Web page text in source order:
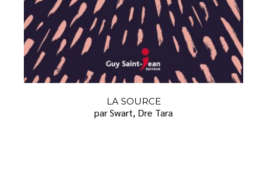
LA SOURCE
par Swart, Dre Tara